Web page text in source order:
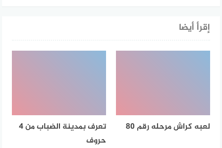
إقرأ أيضا
لعبه كراش مرحله رقم 80
تعرف بمدينة الضباب من 4
حروف